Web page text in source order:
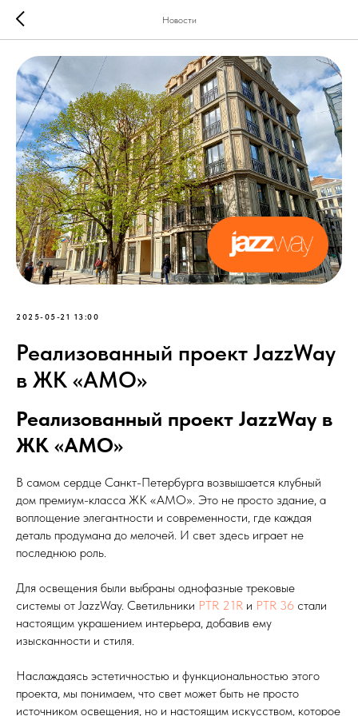
Новости
2025-05-21 13:00
Реализованный проект JazzWay
в ЖК «АМО»
Реализованный проект JazzWay в
ЖК «АМО»
В самом сердце Санкт-Петербурга возвышается клубный
дом премиум-класса ЖК «АМО». Это не просто здание, а
воплощение элегантности и современности, где каждая
деталь продумана до мелочей. И свет здесь играет не
последнюю роль.
Для освещения были выбраны однофазные трековые
системы от JazzWay. Светильники PTR 21R и PTR 36 стали
настоящим украшением интерьера, добавив ему
изысканности и стиля.
Наслаждаясь эстетичностью и функциональностью этого
проекта, мы понимаем, что свет может быть не просто
источником освещения, но и настоящим искусством, которое